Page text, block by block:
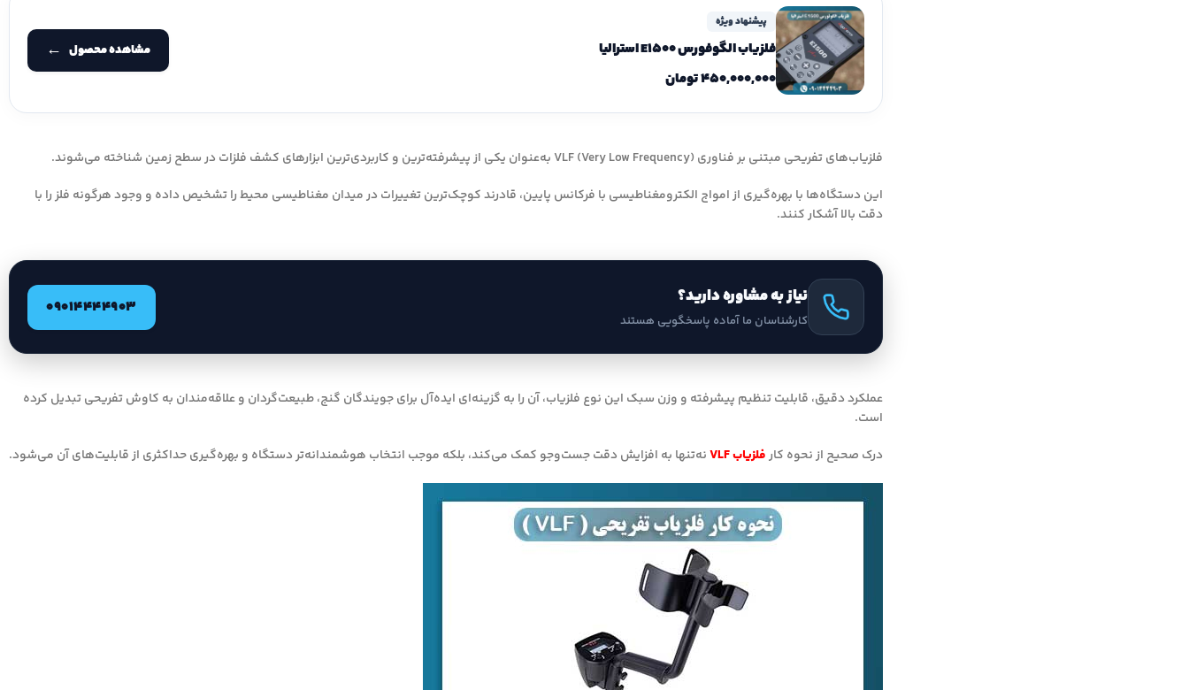
پیشنهاد ویژه
فلزیاب الگوفورس E1500 استرالیا
۴۵۰,۰۰۰,۰۰۰تومان
مشاهده محصول
فلزیاب‌های تفریحی مبتنی بر فناوری VLF (Very Low Frequency) به‌عنوان یکی از پیشرفته‌ترین و کاربردی‌ترین ابزارهای کشف فلزات در سطح زمین شناخته می‌شوند.
این دستگاه‌ها با بهره‌گیری از امواج الکترومغناطیسی با فرکانس پایین، قادرند کوچک‌ترین تغییرات در میدان مغناطیسی محیط را تشخیص داده و وجود هرگونه فلز را با
دقت بالا آشکار‌ کنند.
نیاز به مشاوره دارید؟
کارشناسان ما آماده پاسخگویی هستند
09014444903
عملکرد دقیق، قابلیت تنظیم پیشرفته و وزن سبک این نوع فلزیاب، آن را به گزینه‌ای ایده‌آل برای جویندگان گنج، طبیعت‌گردان و علاقه‌مندان به کاوش تفریحی تبدیل کرده
است.
درک صحیح از نحوه کارفلزیاب VLF نه‌تنها به افزایش دقت جست‌وجو کمک می‌کند، بلکه موجب انتخاب هوشمندانه‌تر دستگاه و بهره‌گیری حداکثری از قابلیت‌های آن می‌شود.